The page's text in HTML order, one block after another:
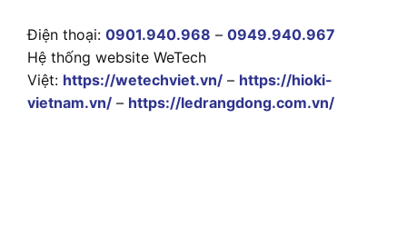
Điện thoại: 0901.940.968 – 0949.940.967
Hệ thống website WeTech
Việt: https://wetechviet.vn/ – https://hioki-
vietnam.vn/ – https://ledrangdong.com.vn/